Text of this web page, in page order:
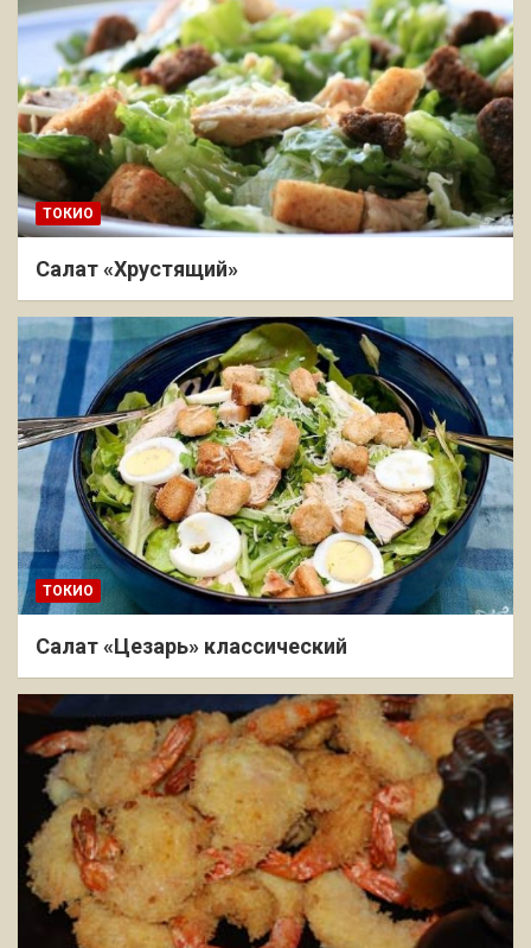
ТОКИО
Салат «Хрустящий»
ТОКИО
Салат «Цезарь» классический